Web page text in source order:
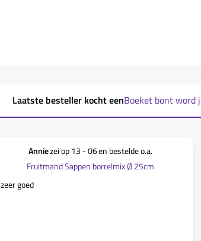
Laatste besteller kocht eenBoeket bont word
Anniezei op13 - 06en bestelde o.a.
Fruitmand Sappen borrelmix Ø 25cm
zeer goed